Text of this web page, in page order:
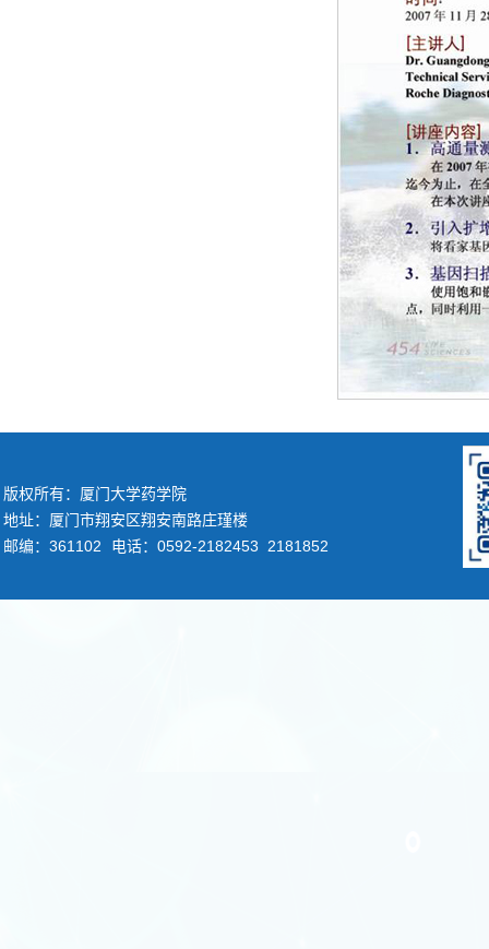
版权所有：厦门大学药学院
地址：厦门市翔安区翔安南路庄瑾楼
邮编：361102
电话：0592-2182453 2181852